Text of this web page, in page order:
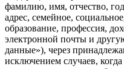
фамилию, имя, отчество,
адрес, семейное,
образование, профессия,
электронной почты и
данные»), через
исключением случаев,